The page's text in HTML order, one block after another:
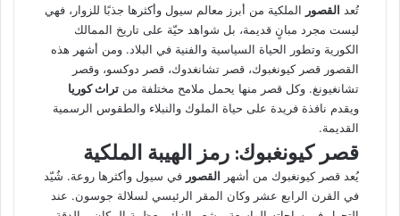
تُعد القصور الملكية من أبرز معالم سيول وأكثرها جذبًا للزوار، فهي
ليست مجرد مبانٍ قديمة، بل شواهد حيّة على تاريخ الممالك
الكورية وتطور الحياة السياسية والفنية في البلاد. ومن أشهر هذه
القصور قصر كيونغبوك، قصر تشانغدوك، قصر دوكسو، وقصر
تشانغيونغ. وكل قصر منها يحمل ملامح مختلفة من تراث كوريا
ويقدم نافذة فريدة على حياة الملوك والنبلاء والطقوس الرسمية
القديمة.
قصر كيونغبوك: رمز الهيبة الملكية
يُعد قصر كيونغبوك من أشهر القصور في سيول وأكثرها روعة. شُيّد
في القرن الرابع عشر وكان المقر الرئيسي لسلالة جوسون. عند